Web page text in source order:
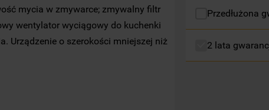
mycia w zmywarce; zmywalny filtr
wentylator wyciągowy do kuchenki
Urządzenie o szerokości mniejszej niż
Przedłużona
2 lata
przetwarzania danych osobowych
zbieranych za pośrednictwem plików
cookie dostępne są w naszej